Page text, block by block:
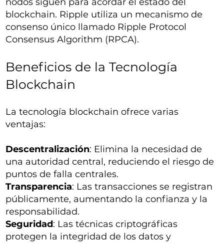
blockchain. Ripple utiliza un mecanismo de
consenso único llamado Ripple Protocol
Consensus Algorithm (RPCA).
Beneficios de la Tecnología
Blockchain
La tecnología blockchain ofrece varias
ventajas:
Descentralización: Elimina la necesidad de
una autoridad central, reduciendo el riesgo de
puntos de falla centrales.
Transparencia: Las transacciones se registran
públicamente, aumentando la confianza y la
responsabilidad.
Seguridad: Las técnicas criptográficas
protegen la integridad de los datos y